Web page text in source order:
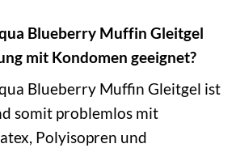
Blueberry Muffin Gleitgel
mit Kondomen geeignet?
Blueberry Muffin Gleitgel ist
somit problemlos mit
Polyisopren und